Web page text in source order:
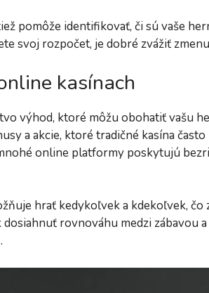
pomôže identifikovať, či sú vaše
svoj rozpočet, je dobré zvážiť
kasínach
výhod, ktoré môžu obohatiť vašu
a akcie, ktoré tradičné kasína
online platformy poskytujú
hrať kedykoľvek a kdekoľvek,
rovnováhu medzi zábavou